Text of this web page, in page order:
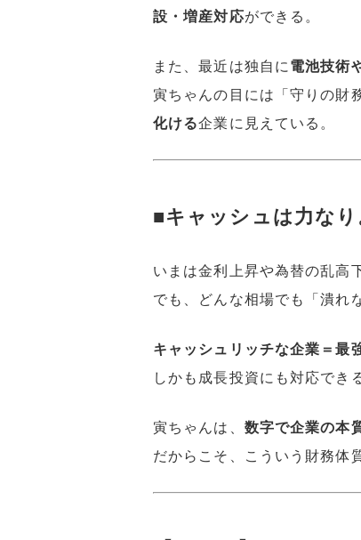
設・増産対応ができる。
また、最近は独自に電池技術
寅ちゃんの目には「守りの財
化ける企業に見えている。
■キャッシュは力な
いまは金利上昇や為替の乱高
でも、どんな相場でも「潰れ
キャッシュリッチな企業＝最
しかも成長投資にも対応でき
寅ちゃんは、 数字で企業の本
だからこそ、こういう財務体